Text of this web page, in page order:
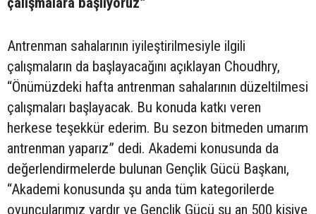
Antrenman sahalarının iyileştirilmesiyle ilgili
çalışmaların da başlayacağını açıklayan Choudhry,
“Önümüzdeki hafta antrenman sahalarının düzeltilmesi
çalışmaları başlayacak. Bu konuda katkı veren
herkese teşekkür ederim. Bu sezon bitmeden umarım
antrenman yaparız” dedi. Akademi konusunda da
değerlendirmelerde bulunan Gençlik Gücü Başkanı,
“Akademi konusunda şu anda tüm kategorilerde
oyuncularımız vardır ve Gençlik Gücü şu an 500 kişiye